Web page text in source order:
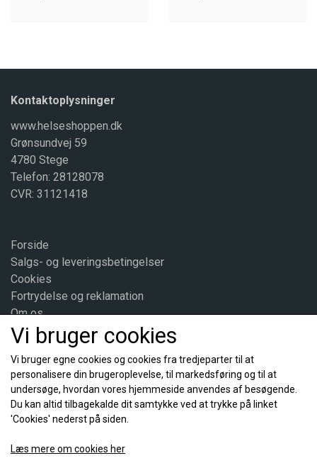
Kontaktoplysninger
www.helseshoppen.dk
Grønsundvej 59
4780 Stege
Telefon: 28128078
CVR: 31121418
Forside
Salgs- og leveringsbetingelser
Cookies
Fortrydelse og reklamation
Om os
Kontakt
Sociale medier
Vi bruger cookies
Vi bruger egne cookies og cookies fra tredjeparter til at
personalisere din brugeroplevelse, til markedsføring og til at
undersøge, hvordan vores hjemmeside anvendes af besøgende.
Du kan altid tilbagekalde dit samtykke ved at trykke på linket
'Cookies' nederst på siden.
Læs mere om cookies her